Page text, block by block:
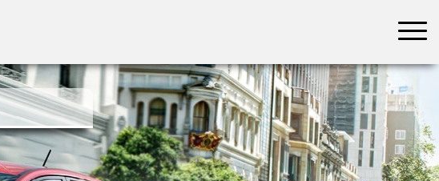
בחר תתקטגוריה בחר מיקום
הכל
צפון
מרכז